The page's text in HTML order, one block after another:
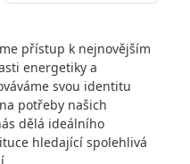
přístup k nejnovějším
energetiky a
svou identitu
potřeby našich
dělá ideálního
hledající spolehlivá